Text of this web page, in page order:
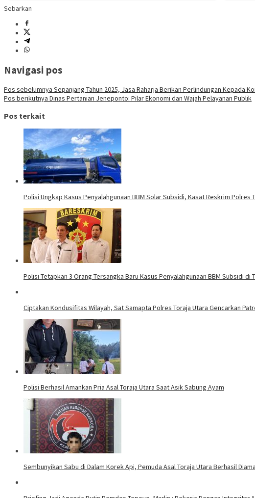
Sebarkan
Navigasi pos
Pos sebelumnya Sepanjang Tahun 2025, Jasa Raharja Berikan Perlindungan Kepada
Pos berikutnya Dinas Pertanian Jeneponto: Pilar Ekonomi dan Wajah Pelayanan Publik
Pos terkait
Polisi Ungkap Kasus Penyalahgunaan BBM Solar Subsidi, Kasat Reskrim Polres
Polisi Tetapkan 3 Orang Tersangka Baru Kasus Penyalahgunaan BBM Subsidi di
Ciptakan Kondusifitas Wilayah, Sat Samapta Polres Toraja Utara Gencarkan
Polisi Berhasil Amankan Pria Asal Toraja Utara Saat Asik Sabung Ayam
Sembunyikan Sabu di Dalam Korek Api, Pemuda Asal Toraja Utara Berhasil